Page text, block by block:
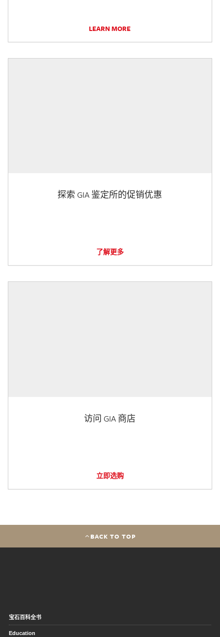
LEARN MORE
探索 GIA 鉴定所的促销优惠
了解更多
访问 GIA 商店
立即选购
BACK TO TOP
宝石百科全书
Education